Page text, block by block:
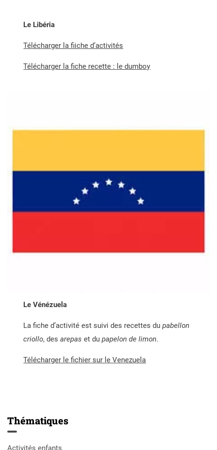
Le Libéria
Télécharger la fiiche d’activités
Télécharger la fiche recette : le dumboy
Le Vénézuela
La fiche d’activité est suivi des recettes dupabellon
criollo, desarepas et dupapelon de limon.
Télécharger le fichier sur le Venezuela
Thématiques